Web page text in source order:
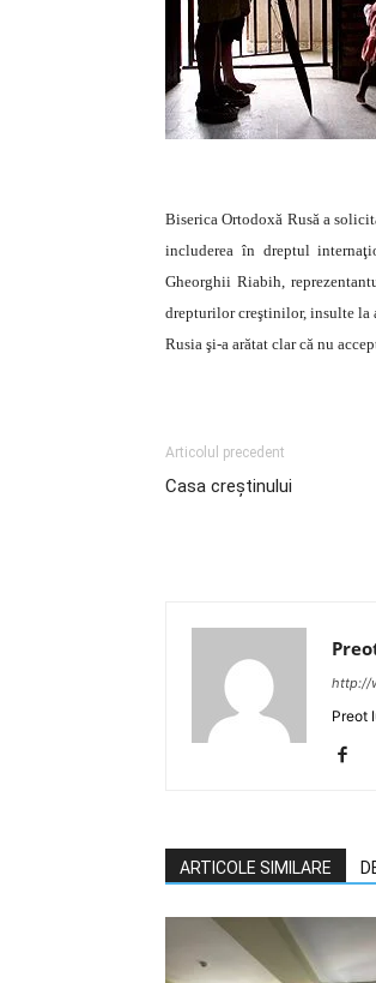
Biserica Ortodoxă Rusă a
includerea în dreptul
Gheorghii Riabih,
drepturilor creştinilor, insulte la
Rusia şi-a arătat clar că nu
Articolul precedent
Casa creştinului
http://
Preot
ARTICOLE SIMILARE